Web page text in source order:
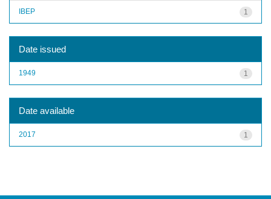
1
IBEP
Date issued
1
1949
Date available
1
2017